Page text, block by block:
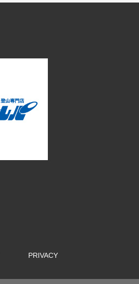
PRIVACY